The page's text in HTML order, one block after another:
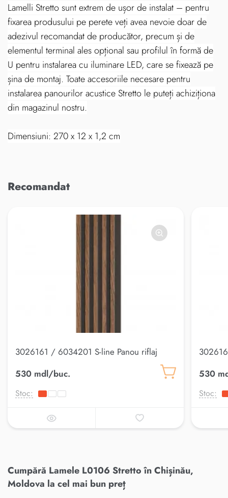
Lamelli Stretto sunt extrem de ușor de instalat – pentru
fixarea produsului pe perete veți avea nevoie doar de
adezivul recomandat de producător, precum și de
elementul terminal ales opțional sau profilul în formă de
U pentru instalarea cu iluminare LED, care se fixează pe
șina de montaj. Toate accesoriile necesare pentru
instalarea panourilor acustice Stretto le puteți achiziționa
din magazinul nostru.
Dimensiuni: 270 x 12 x 1,2 cm
Recomandat
3026161 / 6034201 S-line Panou riflaj
530 mdl/buc.
Stoc:
530
Stoc:
Cumpără Lamele L0106 Stretto în Chișinău,
Moldova la cel mai bun preț